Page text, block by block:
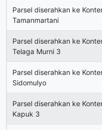
Parsel diserahkan ke
Tamanmartani
Parsel diserahkan ke
Telaga Murni 3
Parsel diserahkan ke
Sidomulyo
Parsel diserahkan ke
Kapuk 3